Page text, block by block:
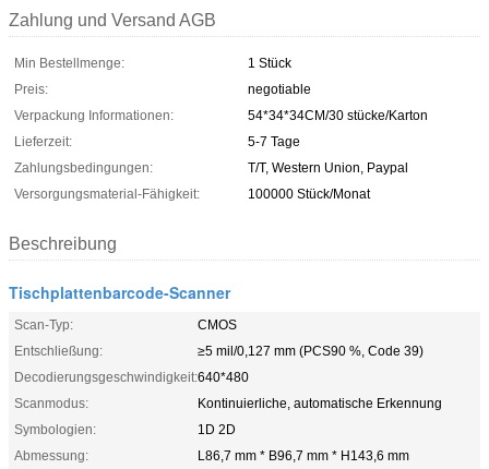
Zahlung und Versand AGB
Min Bestellmenge:
1 Stück
Preis:
negotiable
Verpackung Informationen:
54*34*34CM/30 stücke/Karton
Lieferzeit:
5-7 Tage
Zahlungsbedingungen:
T/T, Western Union, Paypal
Versorgungsmaterial-Fähigkeit:
100000 Stück/Monat
Beschreibung
Tischplattenbarcode-Scanner
Scan-Typ:
CMOS
Entschließung:
≥5 mil/0,127 mm (PCS90 %, Code 39)
Decodierungsgeschwindigkeit:640*480
Scanmodus:
Kontinuierliche, automatische Erkennung
Symbologien:
1D 2D
Abmessung:
L86,7 ​​mm * B96,7 mm * H143,6 mm